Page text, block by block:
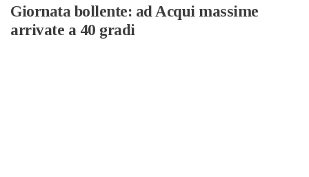
Giornata bollente: ad Acqui massime
arrivate a 40 gradi